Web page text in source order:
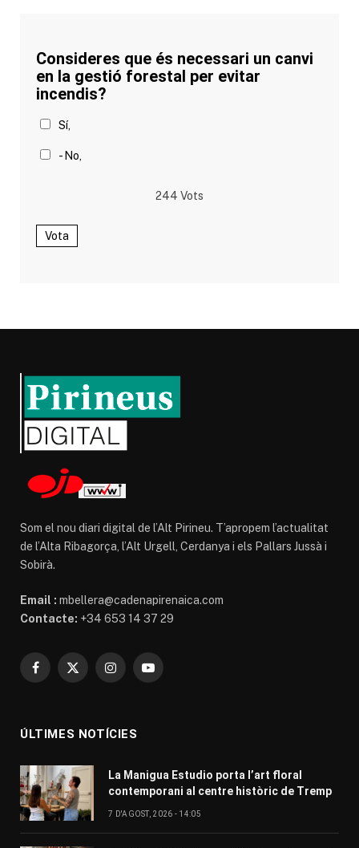
Consideres que és necessari un canvi
en la gestió forestal per evitar
incendis?
Sí,
- No,
244 Vots
Vota
Som el nou diari digital de l’Alt Pirineu. T’apropem l’actualitat
de l’Alta Ribagorça, l’Alt Urgell, Cerdanya i els Pallars Jussà i
Sobirà.
Email : mbellera@cadenapirenaica.com
Contacte: +34 653 14 37 29
Facebook
X
InstagramYouTube
ÚLTIMES NOTÍCIES
La Manigua Estudio porta l’art floral
contemporani al centre històric de Tremp
7 D'AGOST, 2026 - 14:05